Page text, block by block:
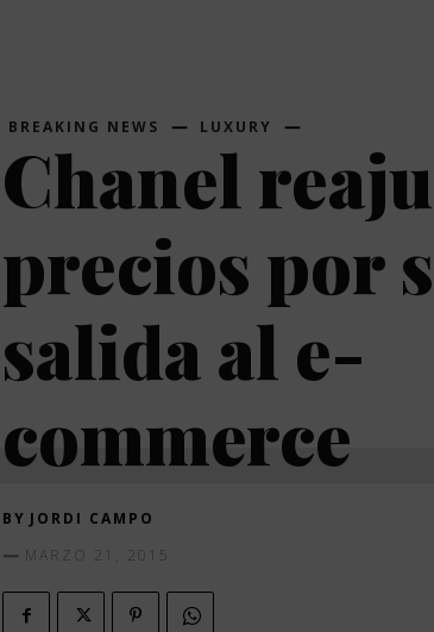
BREAKING NEWS LUXURY
Chanel
precios por
salida al e-
commerce
BY JORDI CAMPO
MARZO 21, 2015